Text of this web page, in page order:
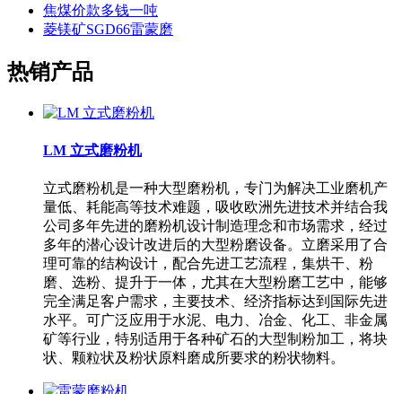
焦煤价款多钱一吨
菱镁矿SGD66雷蒙磨
热销产品
LM 立式磨粉机
立式磨粉机是一种大型磨粉机，专门为解决工业磨机产
量低、耗能高等技术难题，吸收欧洲先进技术并结合我
公司多年先进的磨粉机设计制造理念和市场需求，经过
多年的潜心设计改进后的大型粉磨设备。立磨采用了合
理可靠的结构设计，配合先进工艺流程，集烘干、粉
磨、选粉、提升于一体，尤其在大型粉磨工艺中，能够
完全满足客户需求，主要技术、经济指标达到国际先进
水平。可广泛应用于水泥、电力、冶金、化工、非金属
矿等行业，特别适用于各种矿石的大型制粉加工，将块
状、颗粒状及粉状原料磨成所要求的粉状物料。